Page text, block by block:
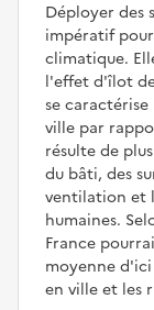
Déployer des
impératif
climatique.
l'effet d'îlot
se caractérise
ville par
résulte de
du bâti, des
ventilation et
humaines.
France
moyenne
en ville et les